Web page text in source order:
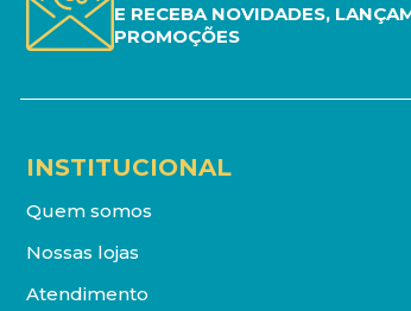
E RECEBA NOVIDADES,
PROMOÇÕES
INSTITUCIONAL
Quem somos
Nossas lojas
Atendimento